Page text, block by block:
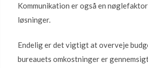
Kommunikation er også en
løsninger.
Endelig er det vigtigt at overveje
bureauets omkostninger er